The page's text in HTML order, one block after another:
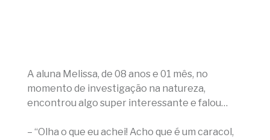
A aluna Melissa, de 08 anos e 01 mês, no
momento de investigação na natureza,
encontrou algo super interessante e falou…
– “Olha o que eu achei! Acho que é um caracol,